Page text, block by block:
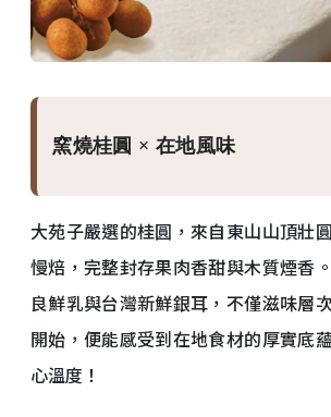
窯燒桂圓 × 在地風味
大苑子嚴選的桂圓，來自東山山頂壯
慢焙，完整封存果肉香甜與木質煙香
良鮮乳與台灣新鮮銀耳，不僅滋味層
開始，便能感受到在地食材的厚實底
心溫度！